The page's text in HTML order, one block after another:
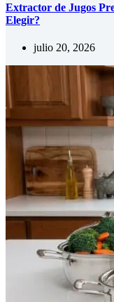
Extractor de Jugos
Elegir?
julio 20, 2026